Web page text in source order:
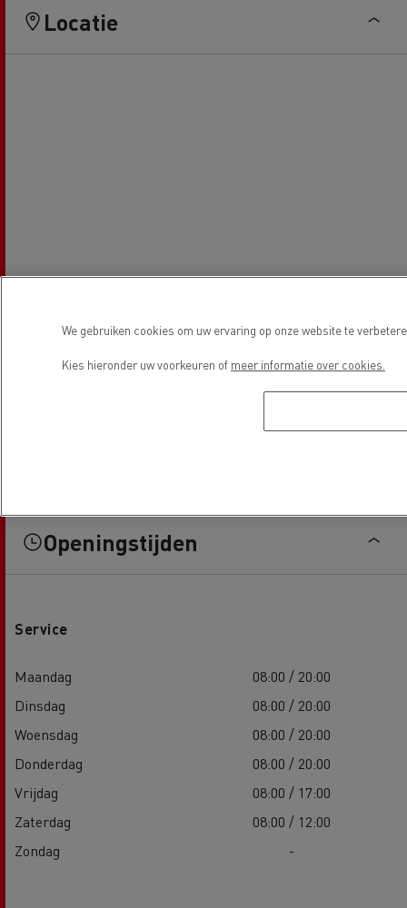
Locatie
Openingstijden
Service
Maandag
08:00 / 20:00
Dinsdag
08:00 / 20:00
Woensdag
08:00 / 20:00
Donderdag
08:00 / 20:00
Vrijdag
08:00 / 17:00
Zaterdag
08:00 / 12:00
Zondag
-
We gebruiken cookies om uw ervaring op onze website te
Kies hieronder uw voorkeuren of meer informatie over cookies.